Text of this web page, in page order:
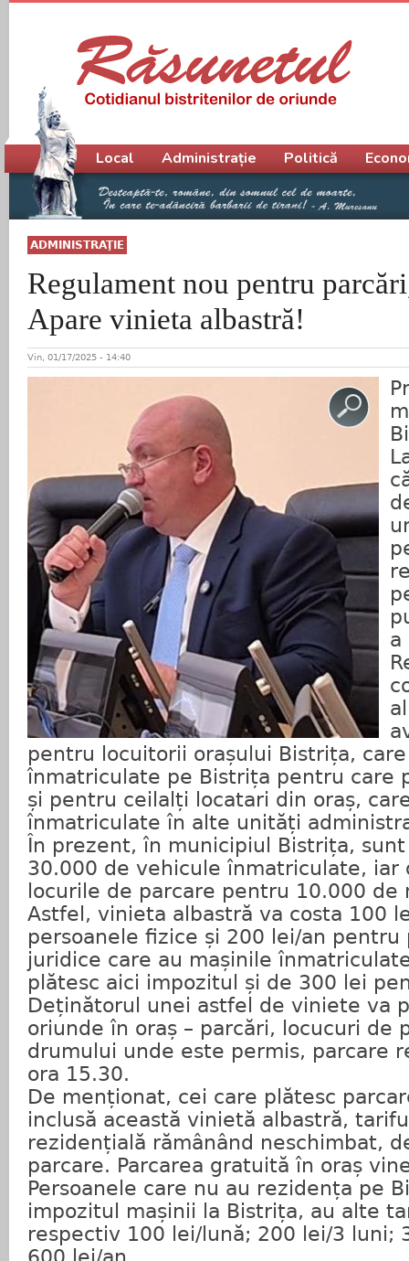
ADMINISTRAŢIE
Regulament nou pentru
Apare vinieta albastră!
Vin, 01/17/2025 - 14:40
a
pentru locuitorii orașului Bistrița,
înmatriculate pe Bistrița pentru care
și pentru ceilalți locatari din oraș,
înmatriculate în alte unități
În prezent, în municipiul Bistrița,
30.000 de vehicule înmatriculate, iar
locurile de parcare pentru 10.000 de
Astfel, vinieta albastră va costa 100
persoanele fizice și 200 lei/an pentru
juridice care au mașinile
plătesc aici impozitul și de 300 lei
Deținătorul unei astfel de viniete va
oriunde în oraș – parcări, locucuri de
drumului unde este permis, parcare
ora 15.30.
De menționat, cei care plătesc
inclusă această vinietă albastră,
rezidențială rămânând neschimbat,
parcare. Parcarea gratuită în oraș
Persoanele care nu au rezidența pe
impozitul mașinii la Bistrița, au alte
respectiv 100 lei/lună; 200 lei/3 luni;
Meniu principal
Local Administrație Politică